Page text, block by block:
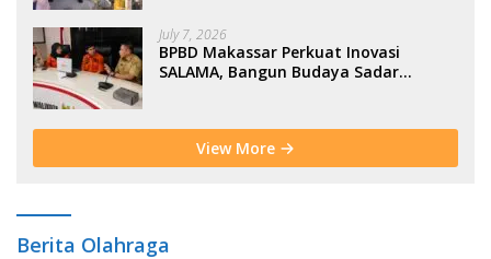
July 7, 2026
BPBD Makassar Perkuat Inovasi
SALAMA, Bangun Budaya Sadar
View More
Berita Olahraga